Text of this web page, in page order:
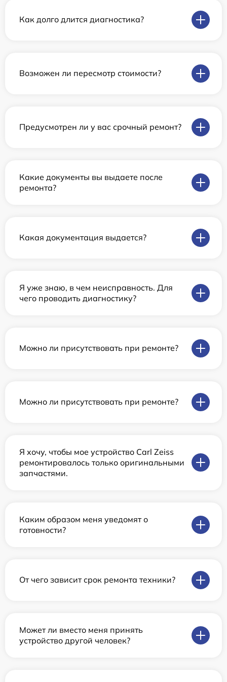
Как долго длится диагностика?
Возможен ли пересмотр стоимости?
Предусмотрен ли у вас срочный ремонт?
Какие документы вы выдаете после
ремонта?
Какая документация выдается?
Я уже знаю, в чем неисправность. Для
чего проводить диагностику?
Можно ли присутствовать при ремонте?
Можно ли присутствовать при ремонте?
Я хочу, чтобы мое устройство Carl Zeiss
ремонтировалось только оригинальными
запчастями.
Каким образом меня уведомят о
готовности?
От чего зависит срок ремонта техники?
Может ли вместо меня принять
устройство другой человек?